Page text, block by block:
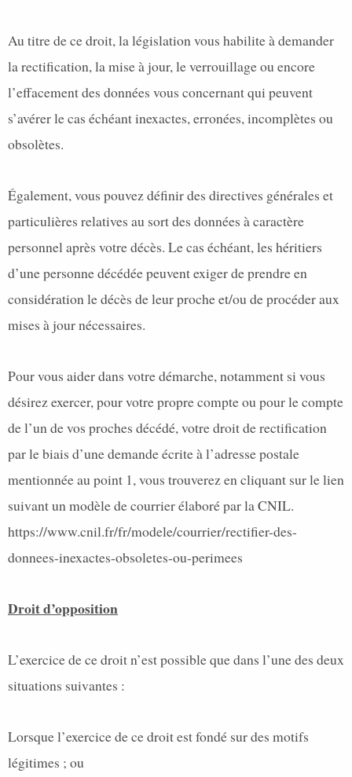
Au titre de ce droit, la législation vous habilite à demander
la rectification, la mise à jour, le verrouillage ou encore
l’effacement des données vous concernant qui peuvent
s’avérer le cas échéant inexactes, erronées, incomplètes ou
obsolètes.
Également, vous pouvez définir des directives générales et
particulières relatives au sort des données à caractère
personnel après votre décès. Le cas échéant, les héritiers
d’une personne décédée peuvent exiger de prendre en
considération le décès de leur proche et/ou de procéder aux
mises à jour nécessaires.
Pour vous aider dans votre démarche, notamment si vous
désirez exercer, pour votre propre compte ou pour le compte
de l’un de vos proches décédé, votre droit de rectification
par le biais d’une demande écrite à l’adresse postale
mentionnée au point 1, vous trouverez en cliquant sur le lien
suivant un modèle de courrier élaboré par la CNIL.
https://www.cnil.fr/fr/modele/courrier/rectifier-des-
donnees-inexactes-obsoletes-ou-perimees
Droit d’opposition
L’exercice de ce droit n’est possible que dans l’une des deux
situations suivantes :
Lorsque l’exercice de ce droit est fondé sur des motifs
légitimes ; ou